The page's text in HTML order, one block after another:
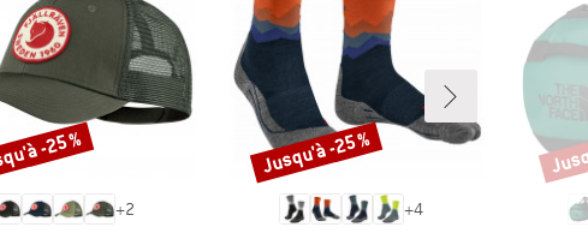
+2
-25 %
+4
Remise
Jusqu'à -25 %